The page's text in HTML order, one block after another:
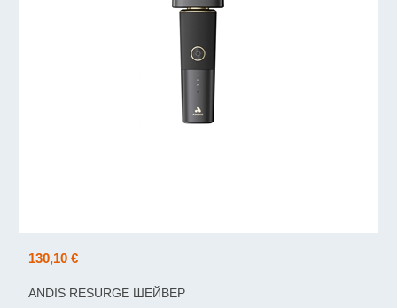
130,10 €
ANDIS RESURGE ШЕЙВЕР